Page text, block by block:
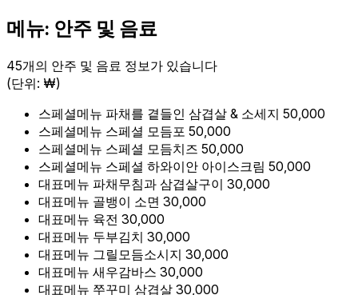
메뉴: 안주 및 음료
45개의 안주 및 음료 정보가 있습니다
(단위: ₩)
스페셜메뉴 파채를 곁들인 삼겹살 & 소세지 50,000
스페셜메뉴 스페셜 모듬포 50,000
스페셜메뉴 스페셜 모듬치즈 50,000
스페셜메뉴 스페셜 하와이안 아이스크림 50,000
대표메뉴 파채무침과 삼겹살구이 30,000
대표메뉴 골뱅이 소면 30,000
대표메뉴 육전 30,000
대표메뉴 두부김치 30,000
대표메뉴 그릴모듬소시지 30,000
대표메뉴 새우감바스 30,000
대표메뉴 쭈꾸미 삼겹살 30,000